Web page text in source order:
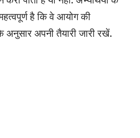
है कि वे आयोग की
अपनी तैयारी जारी रखें.